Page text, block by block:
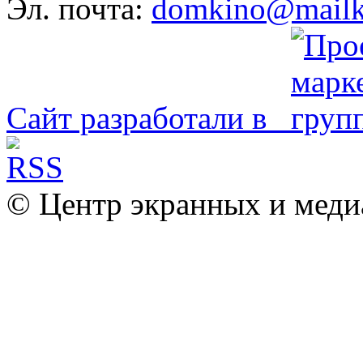
Эл. почта:
Сайт разработали в
© Центр экранных и